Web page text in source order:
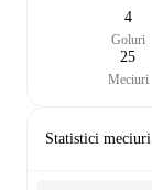
4
Goluri
25
Meciuri
Statistici meciuri